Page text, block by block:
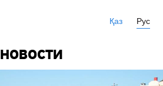
Қаз Рус
НОВОСТИ